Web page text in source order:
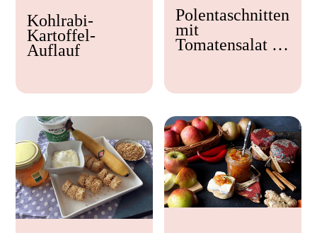
Kohlrabi-
Kartoffel-
Auflauf
Polentaschnitten
mit
Tomatensalat &